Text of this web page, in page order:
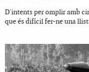
D'intents per omplir amb
que és difícil fer-ne una